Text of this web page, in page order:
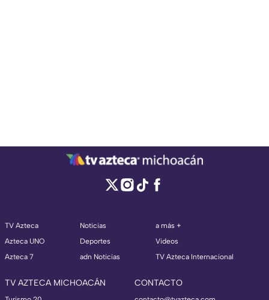
TV Azteca
Azteca UNO
Azteca 7
Noticias
Deportes
adn Noticias
a más +
Videos
TV Azteca Internacional
TV AZTECA MICHOACÁN CONTACTO